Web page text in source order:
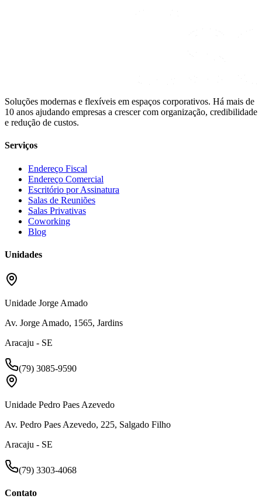
Soluções modernas e flexíveis em espaços corporativos. Há mais de
10 anos ajudando empresas a crescer com organização, credibilidade
e redução de custos.
Serviços
Endereço Fiscal
Endereço Comercial
Escritório por Assinatura
Salas de Reuniões
Salas Privativas
Coworking
Blog
Unidades
Unidade Jorge Amado
Av. Jorge Amado, 1565, Jardins
Aracaju - SE
(79) 3085-9590
Unidade Pedro Paes Azevedo
Av. Pedro Paes Azevedo, 225, Salgado Filho
Aracaju - SE
(79) 3303-4068
Contato